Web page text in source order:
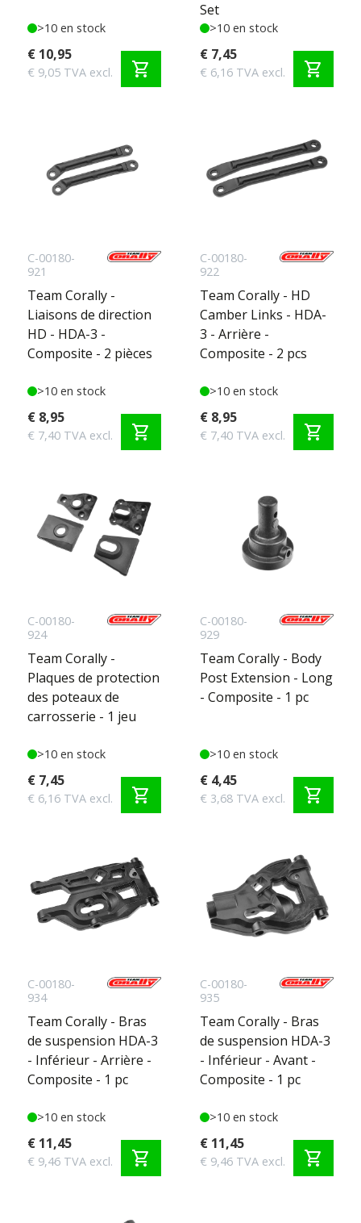
>10 en stock
€ 10,95
€ 9,05 TVA excl. shopping_cart
Set
>10 en stock
€ 7,45
€ 6,16 TVA excl. shopping_cart
C-00180-
921
Team Corally -
Liaisons de direction
HD - HDA-3 -
Composite - 2 pièces
>10 en stock
€ 8,95
€ 7,40 TVA excl. shopping_cart
C-00180-
922
Team Corally - HD
Camber Links - HDA-
3 - Arrière -
Composite - 2 pcs
>10 en stock
€ 8,95
€ 7,40 TVA excl. shopping_cart
C-00180-
924
Team Corally -
Plaques de protection
des poteaux de
carrosserie - 1 jeu
>10 en stock
€ 7,45
€ 6,16 TVA excl. shopping_cart
C-00180-
929
Team Corally - Body
Post Extension - Long
- Composite - 1 pc
>10 en stock
€ 4,45
€ 3,68 TVA excl. shopping_cart
C-00180-
934
Team Corally - Bras
de suspension HDA-3
- Inférieur - Arrière -
Composite - 1 pc
>10 en stock
€ 11,45
€ 9,46 TVA excl. shopping_cart
C-00180-
935
Team Corally - Bras
de suspension HDA-3
- Inférieur - Avant -
Composite - 1 pc
>10 en stock
€ 11,45
€ 9,46 TVA excl. shopping_cart